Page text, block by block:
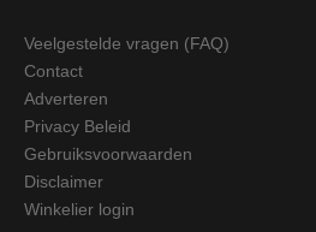
Veelgestelde vragen (FAQ)
Contact
Adverteren
Privacy Beleid
Gebruiksvoorwaarden
Disclaimer
Winkelier login